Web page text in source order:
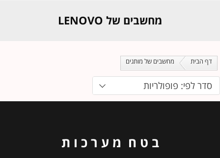
מחשבים של LENOVO
דף הבית מחשבים של מותגים
סדר לפי: פופולריות
ב ט ח מ ע ר כ ו ת